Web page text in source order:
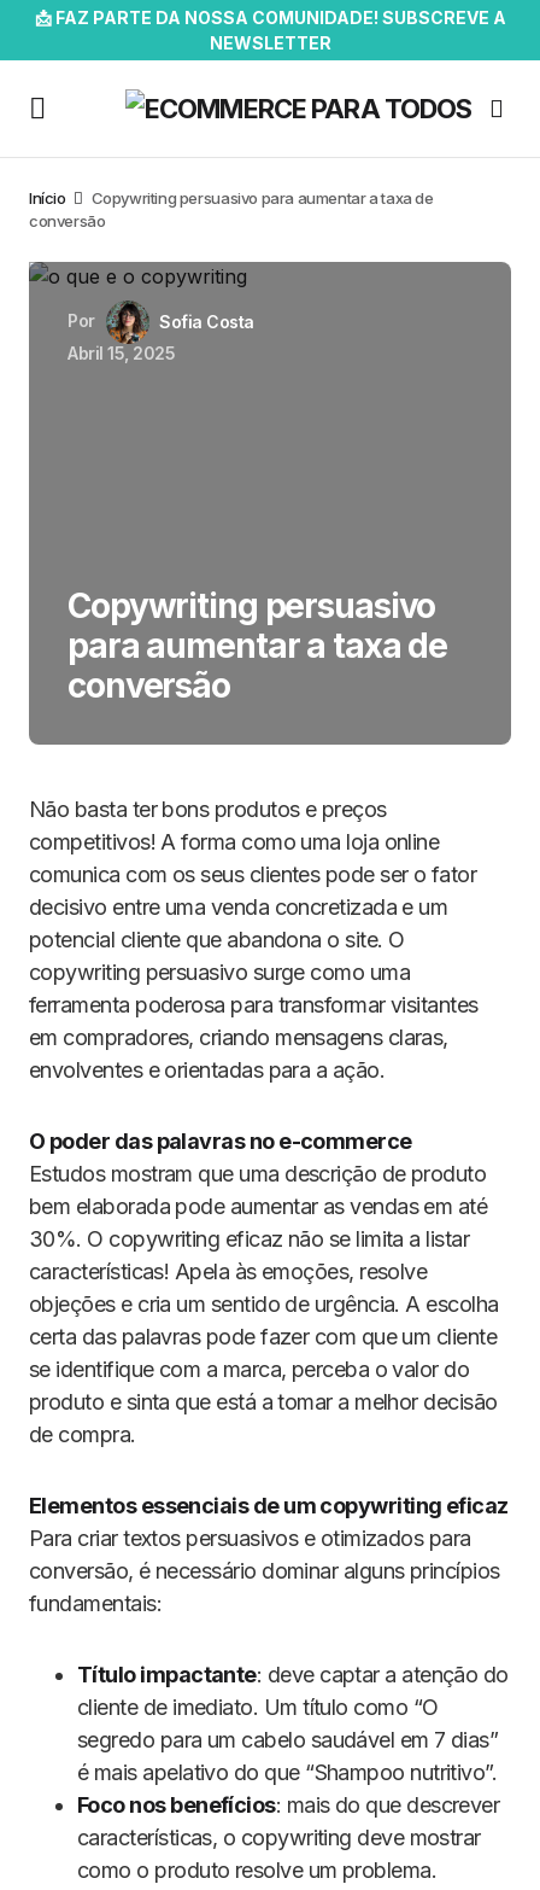
📩 FAZ PARTE DA NOSSA COMUNIDADE! SUBSCREVE A
NEWSLETTER
Início
Copywriting persuasivo para aumentar a taxa de
conversão
Por
Sofia Costa
Abril 15, 2025
Copywriting persuasivo
para aumentar a taxa de
conversão
Não basta ter bons produtos e preços
competitivos! A forma como uma loja online
comunica com os seus clientes pode ser o fator
decisivo entre uma venda concretizada e um
potencial cliente que abandona o site. O
copywriting persuasivo surge como uma
ferramenta poderosa para transformar visitantes
em compradores, criando mensagens claras,
envolventes e orientadas para a ação.
O poder das palavras no e-commerce
Estudos mostram que uma descrição de produto
bem elaborada pode aumentar as vendas em até
30%. O copywriting eficaz não se limita a listar
características! Apela às emoções, resolve
objeções e cria um sentido de urgência. A escolha
certa das palavras pode fazer com que um cliente
se identifique com a marca, perceba o valor do
produto e sinta que está a tomar a melhor decisão
de compra.
Elementos essenciais de um copywriting eficaz
Para criar textos persuasivos e otimizados para
conversão, é necessário dominar alguns princípios
fundamentais:
Título impactante: deve captar a atenção do
cliente de imediato. Um título como “O
segredo para um cabelo saudável em 7 dias”
é mais apelativo do que “Shampoo nutritivo”.
Foco nos benefícios: mais do que descrever
características, o copywriting deve mostrar
como o produto resolve um problema.